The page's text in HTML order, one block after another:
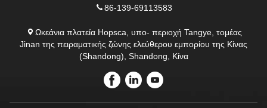
86-139-69113583
Ωκεάνια πλατεία Hopsca, υπο- περιοχή Tangye, τομέας
Jinan της πειραματικής ζώνης ελεύθερου εμπορίου της Κίνας
(Shandong), Shandong, Κίνα